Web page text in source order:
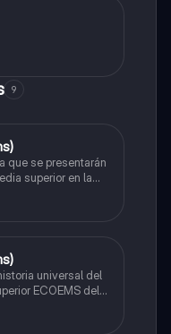
9
que se presentarán
superior en la
universal del
ECOEMS del